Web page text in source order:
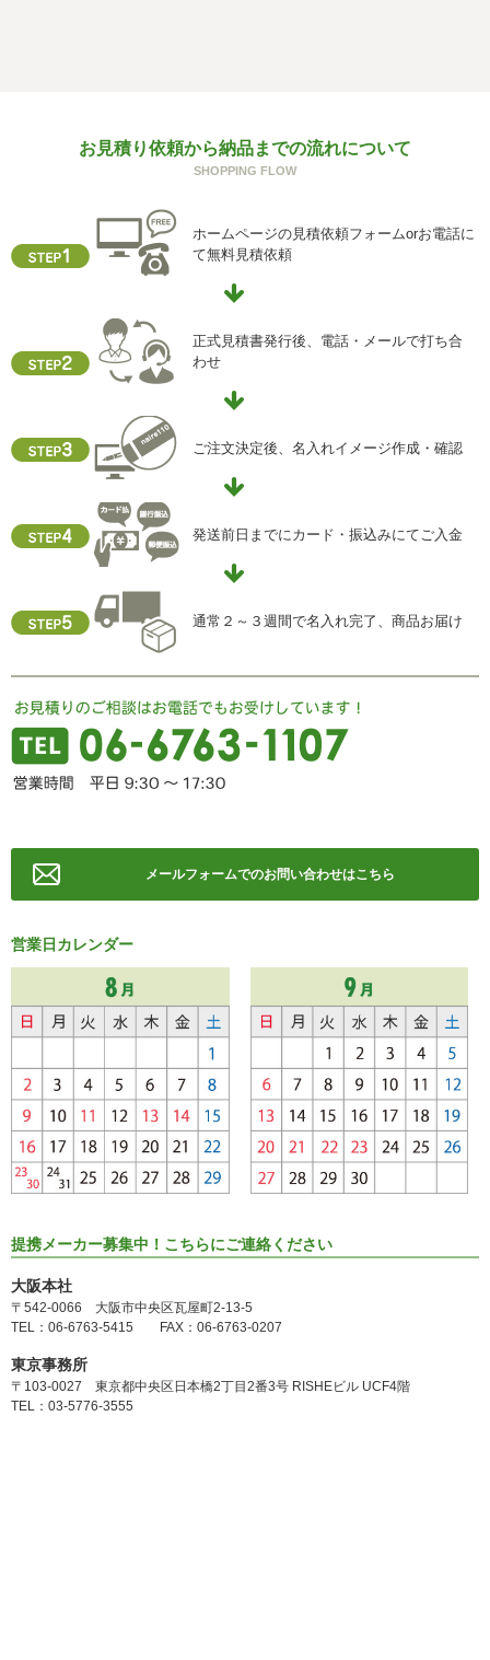
g) 保有個人データの開示等および問い合わせ窓口について
ご本人からの求めにより、当社が保有する保有個人データ
削除、利用停止、消去、第三者提供の停止および第三者提
供記録の開示(以下、開示等という)に応じます。
開示等に応ずる窓口は、下記「当社の個人情報の取扱いに
関する苦情、相談等の問合せ先」を参照してください。
h) 本人が容易に認識できない方法による個人情報の取得
クッキーやウェブビーコン等を用いるなどして、本人が容
易に認識できない方法による個人情報の取得を行っており
i) 個人情報保護方針
当社ホームページの個人情報保護方針をご覧下さい
個人情報保護管理責任者
TEL ： 06-6763-5415
お見積り依頼から納品までの流れについて
SHOPPING FLOW
ホームページの見積依頼フォームorお電話に
て無料見積依頼
正式見積書発行後、電話・メールで打ち合
わせ
ご注文決定後、名入れイメージ作成・確認
発送前日までにカード・振込みにてご入金
通常２～３週間で名入れ完了、商品お届け
メールフォームでのお問い合わせはこちら
営業日カレンダー
提携メーカー募集中！こちらにご連絡ください
大阪本社
〒542-0066 大阪市中央区瓦屋町2-13-5
TEL：06-6763-5415 FAX：06-6763-0207
東京事務所
〒103-0027 東京都中央区日本橋2丁目2番3号 RISHEビル UCF4階
TEL：03-5776-3555